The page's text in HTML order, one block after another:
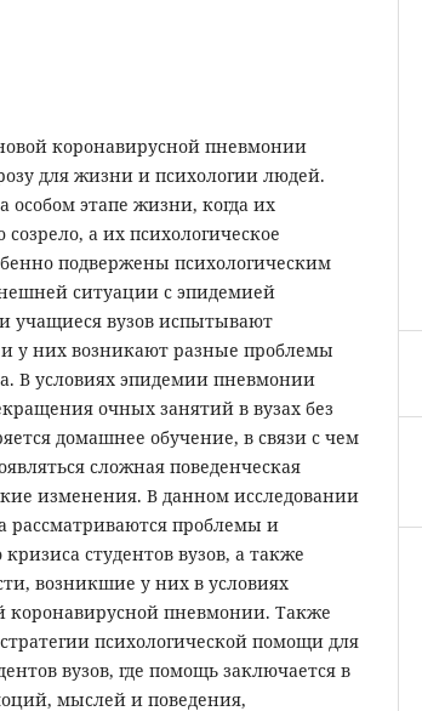
коронавирусной пневмонии
для жизни и психологии людей.
особом этапе жизни, когда их
а их психологическое
подвержены психологическим
ситуации с эпидемией
учащиеся вузов испытывают
и у них возникают разные проблемы
В условиях эпидемии пневмонии
очных занятий в вузах без
домашнее обучение, в связи с чем
сложная поведенческая
изменения. В данном исследовании
рассматриваются проблемы и
студентов вузов, а также
возникшие у них в условиях
пневмонии. Также
психологической помощи для
вузов, где помощь заключается в
мыслей и поведения,